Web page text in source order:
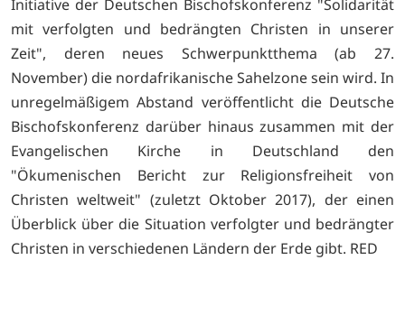
Initiative der Deutschen Bischofskonferenz "Solidarität
mit verfolgten und bedrängten Christen in unserer
Zeit", deren neues Schwerpunktthema (ab 27.
November) die nordafrikanische Sahelzone sein wird. In
unregelmäßigem Abstand veröffentlicht die Deutsche
Bischofskonferenz darüber hinaus zusammen mit der
Evangelischen Kirche in Deutschland den
"Ökumenischen Bericht zur Religionsfreiheit von
Christen weltweit" (zuletzt Oktober 2017), der einen
Überblick über die Situation verfolgter und bedrängter
Christen in verschiedenen Ländern der Erde gibt. RED